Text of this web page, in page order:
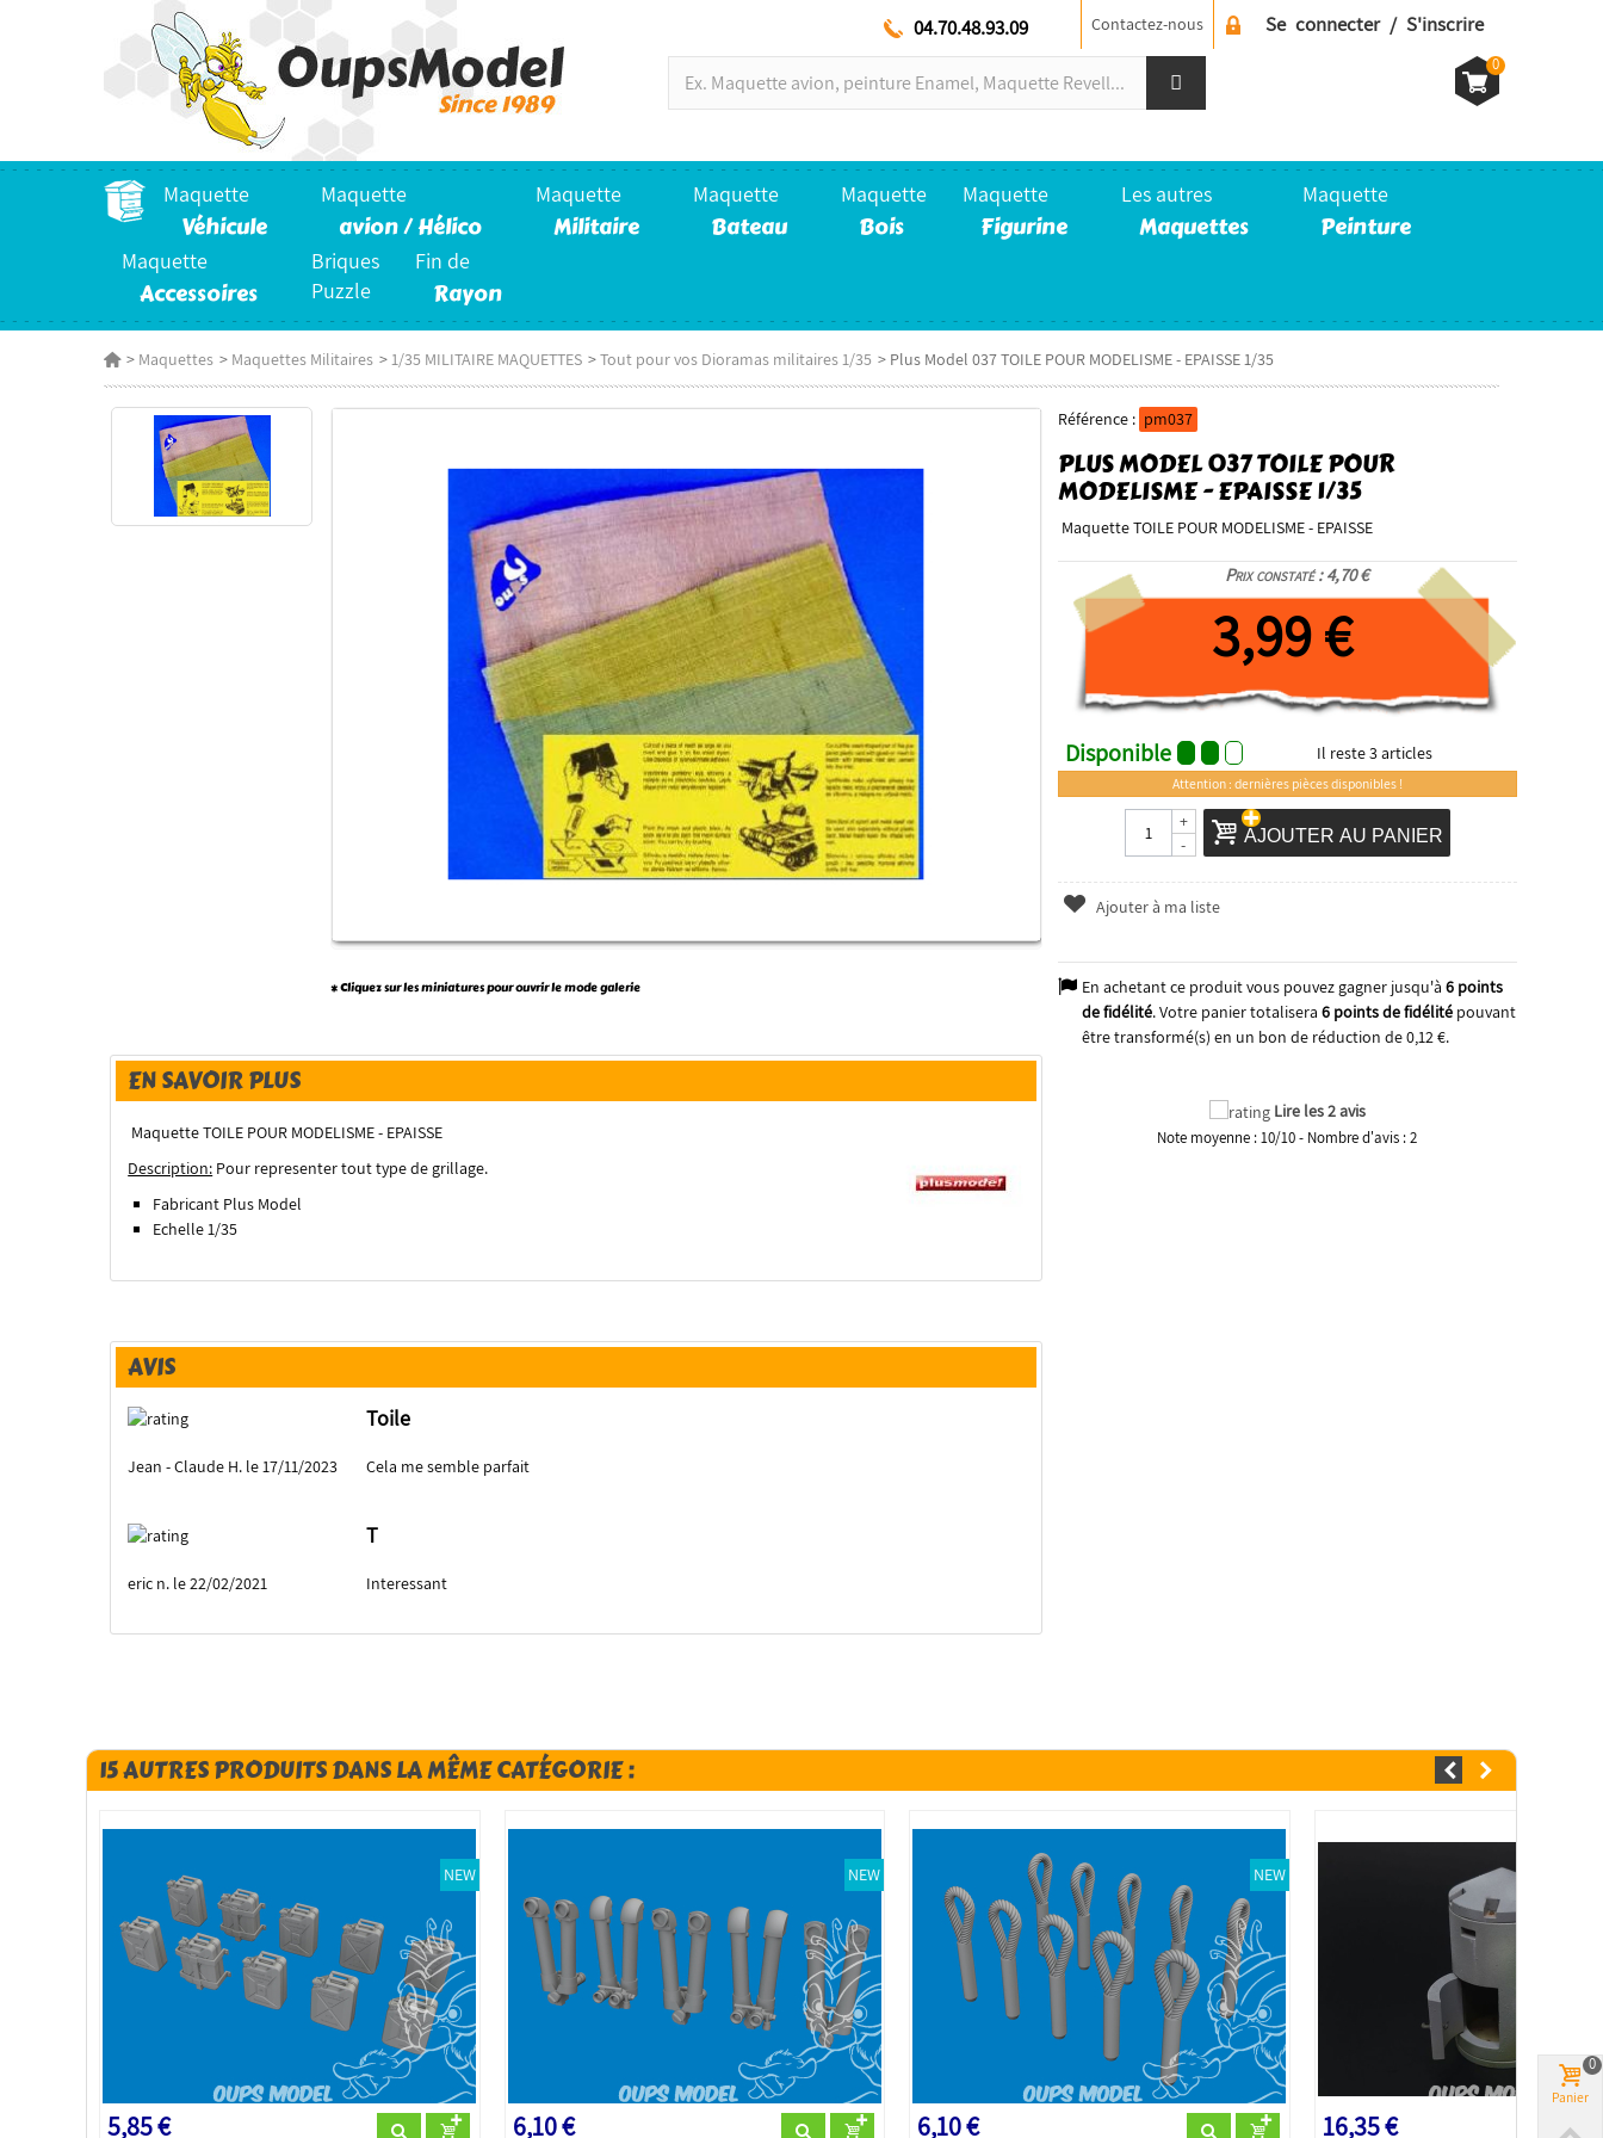
Se connecter / S'inscrire
Contactez-nous
04.70.48.93.09
0
Maquette
Véhicule
Maquette
avion / Hélico
Maquette
Militaire
Maquette
Bateau
Maquette
Bois
Maquette
Figurine
Les autres
Maquettes
Maquette
Peinture
Maquette
Accessoires
Briques
Puzzle
Fin de
Rayon
> Maquettes > Maquettes Militaires >1/35 MILITAIRE MAQUETTES >Tout pour vos Dioramas militaires 1/35 > Plus Model 037 TOILE POUR MODELISME - EPAISSE 1/35
Référence : pm037
PLUS MODEL 037 TOILE POUR
MODELISME - EPAISSE 1/35
Maquette TOILE POUR MODELISME - EPAISSE
Prix constaté : 4,70 €
3,99 €
Disponible Il reste3articles
Attention : dernières pièces disponibles !
-
+
AJOUTER AU PANIER
Ajouter à ma liste
En achetant ce produit vous pouvez gagner jusqu'à 6points
de fidélité. Votre panier totalisera 6points de fidélitépouvant
être transformé(s) en un bon de réduction de0,12 €.
Lire les 2 avis
Note moyenne :10/10- Nombre d'avis :2
* Cliquez sur les miniatures pour ouvrir le mode galerie
EN SAVOIR PLUS
Maquette TOILE POUR MODELISME - EPAISSE
Description: Pour representer tout type de grillage.
Fabricant Plus Model
Echelle 1/35
AVIS
Toile
Jean - Claude H. le 17/11/2023 Cela me semble parfait
T
eric n. le 22/02/2021 Interessant
15 AUTRES PRODUITS DANS LA MÊME CATÉGORIE :
NEW
5,85 €
NEW
6,10 €
NEW
6,10 € 16,35 €
Panier
0